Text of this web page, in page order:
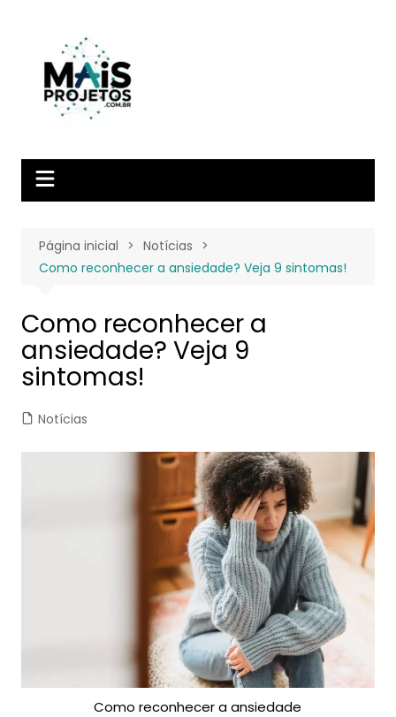
conteúdo
Página inicial
Notícias
Como reconhecer a ansiedade? Veja 9 sintomas!
Como reconhecer a
ansiedade? Veja 9
sintomas!
Notícias
Como reconhecer a ansiedade